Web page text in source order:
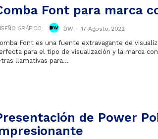
Font para marca
GRÁFICO DW - 17 Agosto, 2022
Font es una fuente extravagante de
para el tipo de visualización y la marca
llamativas para...
de Power